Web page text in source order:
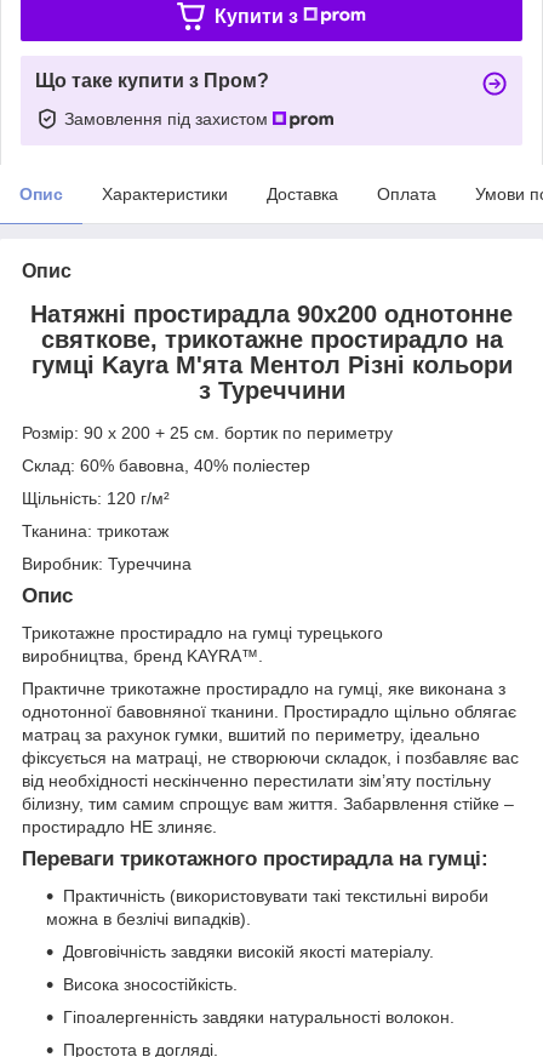
Купити з
Що таке купити з Пром?
Замовлення під захистом
Опис Характеристики Доставка Оплата Умови
Опис
Натяжні простирадла 90х200 однотонне
святкове, трикотажне простирадло на
гумці Kayra М'ята Ментол Різні кольори
з Туреччини
Розмір: 90 х 200 + 25 см. бортик по периметру
Склад: 60% бавовна, 40% поліестер
Щільність: 120 г/м²
Тканина: трикотаж
Виробник: Туреччина
Опис
Трикотажне простирадло на гумці турецького
виробництва, бренд KAYRA™.
Практичне трикотажне простирадло на гумці, яке виконана з
однотонної бавовняної тканини. Простирадло щільно облягає
матрац за рахунок гумки, вшитий по периметру, ідеально
фіксується на матраці, не створюючи складок, і позбавляє вас
від необхідності нескінченно перестилати зім’яту постільну
білизну, тим самим спрощує вам життя. Забарвлення стійке –
простирадло НЕ злиняє.
Переваги трикотажного простирадла на гумці:
Практичність (використовувати такі текстильні вироби
можна в безлічі випадків).
Довговічність завдяки високій якості матеріалу.
Висока зносостійкість.
Гіпоалергенність завдяки натуральності волокон.
Простота в догляді.